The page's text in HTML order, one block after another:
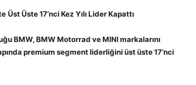
Üst Üste 17’nci Kez Yılı Lider Kapattı
BMW, BMW Motorrad ve MINI markalarını
premium segment liderliğini üst üste 17’nci